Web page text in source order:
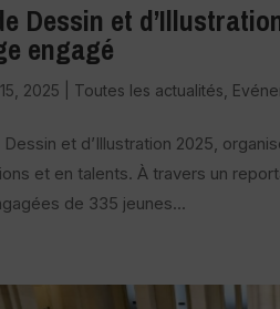
Dessin et
engagé
2025 Toutes les actualités,
et d’Illustration 2025,
et en talents. À travers un
de 335 jeunes...